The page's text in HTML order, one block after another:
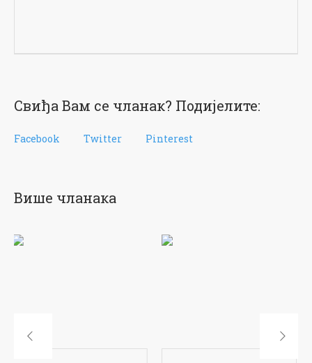
Свиђа Вам се чланак? Подијелите:
Facebook Twitter Pinterest
Више чланака